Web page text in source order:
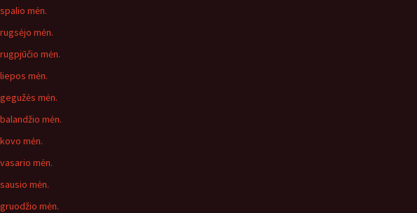
mėn.
mėn.
mėn.
mėn.
mėn.
mėn.
mėn.
mėn.
mėn.
mėn.